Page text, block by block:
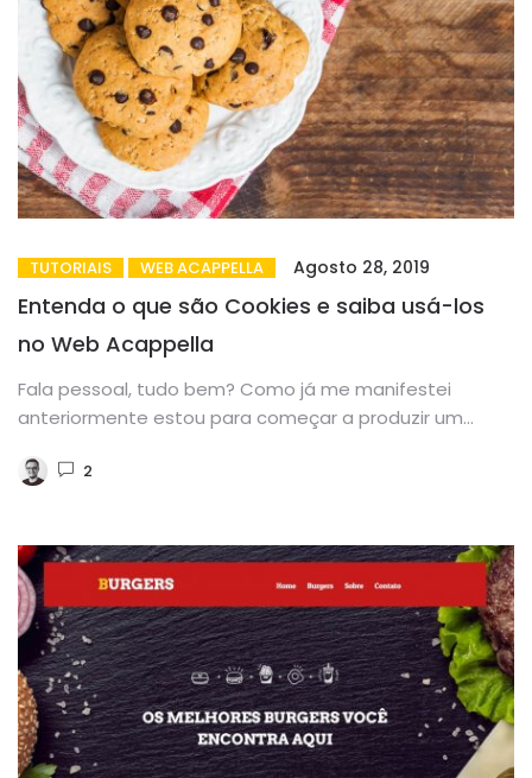
TUTORIAIS WEB ACAPPELLA Agosto 28, 2019
Entenda o que são Cookies e saiba usá-los
no Web Acappella
Fala pessoal, tudo bem? Como já me manifestei
anteriormente estou para começar a produzir um
2